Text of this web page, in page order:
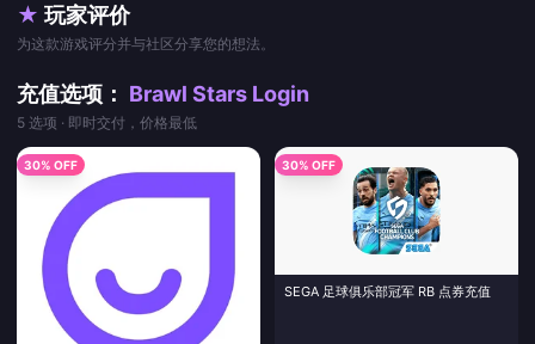
★ 玩家评价
为这款游戏评分并与社区分享您的想法。
充值选项： Brawl Stars Login
5 选项 · 即时交付，价格最低
30% OFF 30% OFF
SEGA 足球俱乐部冠军 RB 点券充值